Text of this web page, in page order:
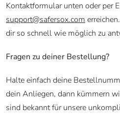
Kontaktformular unten oder per
support@safersox.com
dir so schnell wie möglich zu
Fragen zu deiner Bestellung?
Halte einfach deine
dein Anliegen, dann kümmern
sind bekannt für unsere